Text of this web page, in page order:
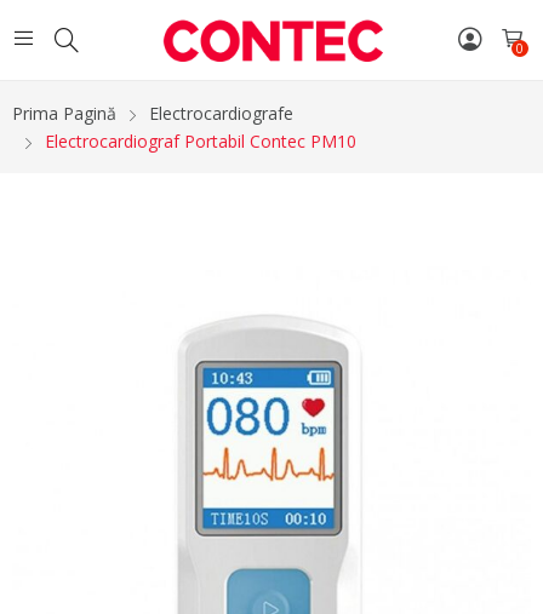
0
Prima Pagină
Electrocardiografe
Electrocardiograf Portabil Contec PM10